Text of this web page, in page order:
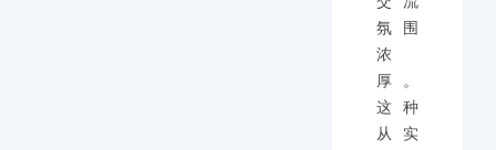
氛围
浓
厚。
这种
从实